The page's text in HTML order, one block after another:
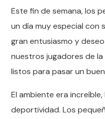
Este fin de semana, los
un día muy especial con
gran entusiasmo y
nuestros jugadores de
listos para pasar un
El ambiente era
deportividad. Los